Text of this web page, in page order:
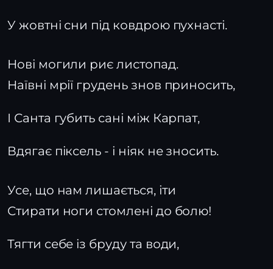
У жовтні сни під ковдрою пухнасті.
Нові могили риє листопад.
Наївні мрії грудень знов приносить,
І Санта губить сані між Карпат,
Вдягає піксель - і ніяк не зносить.
Усе, що нам лишається, іти
Стирати ноги стомлені до болю!
Тягти себе із бруду та води,